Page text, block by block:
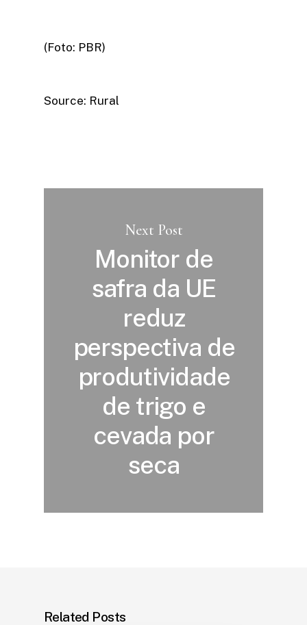
(Foto: PBR)
Source: Rural
Next Post
Monitor de
safra da UE
reduz
perspectiva de
produtividade
de trigo e
cevada por
seca
Related Posts